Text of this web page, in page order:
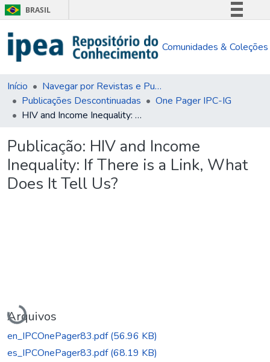
BRASIL
Comunica BR
Legislação
Comunidades & Coleções
Início
Navegar por Revistas e Publicações Seriadas
Publicações Descontinuadas
One Pager IPC-IG
HIV and Income Inequality: If There is a Link, What Does It Tell Us?
Publicação: HIV and Income
Inequality: If There is a Link, What
Does It Tell Us?
Carregando...
Arquivos
en_IPCOnePager83.pdf(56.96 KB)
es_IPCOnePager83.pdf(68.19 KB)